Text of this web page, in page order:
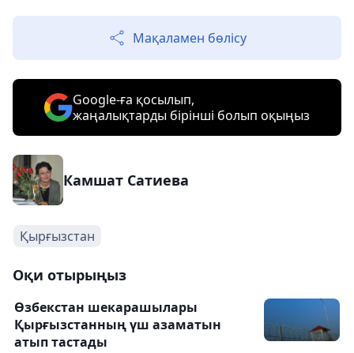
Мақаламен бөлісу
Google-ға қосылып,
жаңалықтарды бірінші болып оқыңыз
Камшат Сатиева
Қырғызстан
Оқи отырыңыз
Өзбекстан шекарашылары
Қырғызстанның үш азаматын
атып тастады